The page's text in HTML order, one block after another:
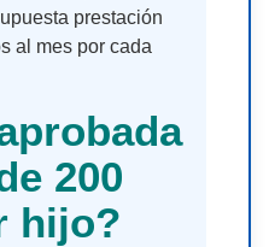
prestación
al mes por cada
200
hijo?